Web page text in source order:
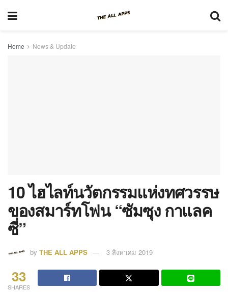
Home News & Update
10 ไฮไลท์นวัตกรรมแห่งทศวรรษ
ของสมาร์ทโฟน “ซัมซุง กาแลค
ซี่”
by THE ALL APPS 3 สิงหาคม 2019
33
SHARES